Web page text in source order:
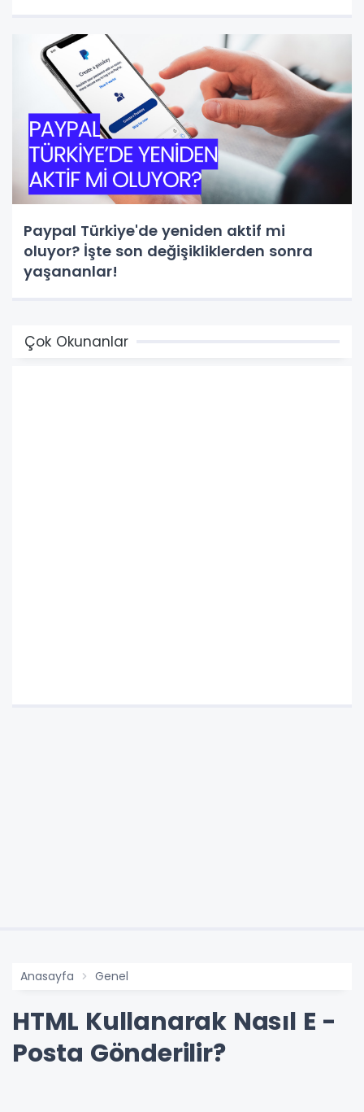
Paypal Türkiye'de yeniden aktif mi
oluyor? İşte son değişikliklerden sonra
yaşananlar!
Çok Okunanlar
Anasayfa Genel
HTML Kullanarak Nasıl E -
Posta Gönderilir?